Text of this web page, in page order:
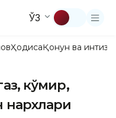
ЎЗ
ҲодисаҚонун ва
кўмир,
нархлари